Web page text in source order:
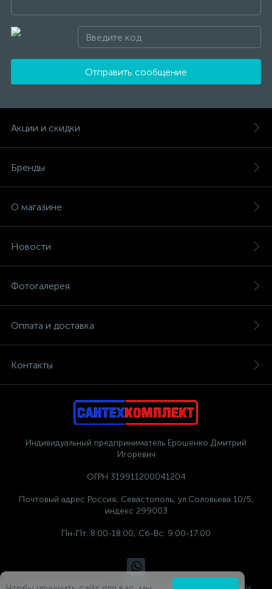
Отправить сообщение
Акции и скидки
Бренды
О магазине
Новости
Фотогалерея
Оплата и доставка
Контакты
Индивидуальный предприниматель Ерошенко Дмитрий
Игоревич
ОГРН 319911200041204
Почтовый адрес Россия, Севастополь, ул.Соловьева 10/5,
индекс 299003
Пн-Пт: 8:00-18:00, Сб-Вс: 9:00-17:00